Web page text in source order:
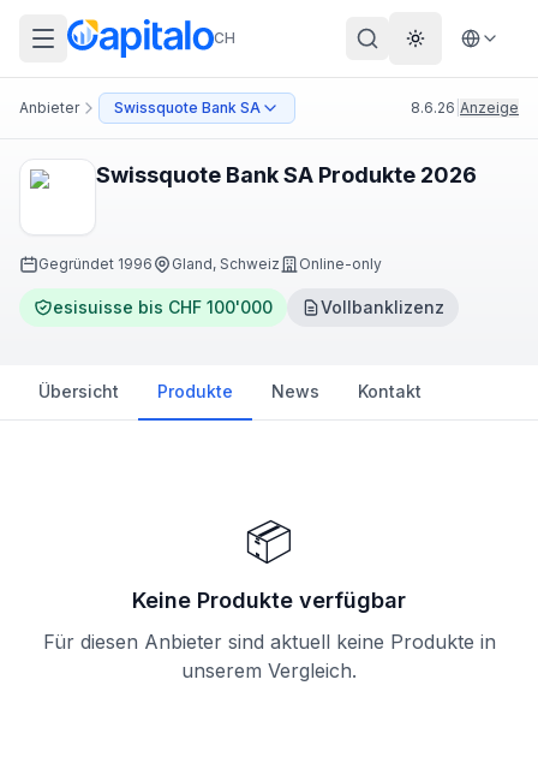
CH Theme
Anbieter Swissquote Bank SA 8.6.26 Anzeige
Swissquote Bank SA Produkte 2026
Gegründet 1996 Gland, Schweiz Online-only
esisuisse bis CHF 100'000 Vollbanklizenz
Übersicht Produkte News Kontakt
📦
Keine Produkte verfügbar
Für diesen Anbieter sind aktuell keine Produkte in
unserem Vergleich.